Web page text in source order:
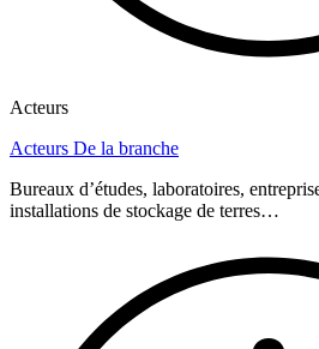
Acteurs
Acteurs De la branche
Bureaux d’études, laboratoires,
installations de stockage de terres…